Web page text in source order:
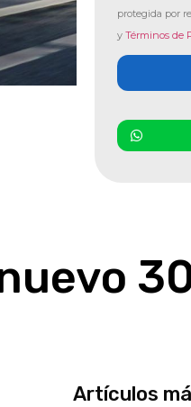
protegida por
y Términos de
Artículos